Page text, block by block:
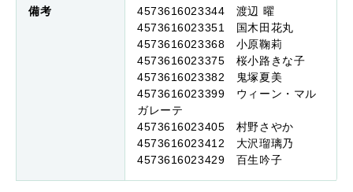
備考
4573616023344 渡辺 曜
4573616023351 国木田花丸
4573616023368 小原鞠莉
4573616023375 桜小路きな子
4573616023382 鬼塚夏美
4573616023399 ウィーン・マル
ガレーテ
4573616023405 村野さやか
4573616023412 大沢瑠璃乃
4573616023429 百生吟子